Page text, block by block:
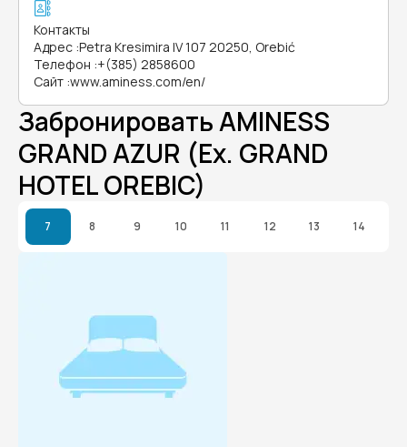
Контакты
Адрес :Petra Kresimira IV 107 20250, Orebić
Телефон :+(385) 2858600
Сайт :www.aminess.com/en/
Забронировать AMINESS
GRAND AZUR (Ex. GRAND
HOTEL OREBIC)
7 8 9 10 11 12 13 14